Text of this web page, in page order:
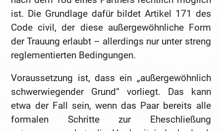
ist. Die Grundlage dafür bildet Artikel 171 des
Code civil, der diese außergewöhnliche Form
der Trauung erlaubt – allerdings nur unter streng
reglementierten Bedingungen.
Voraussetzung ist, dass ein „außergewöhnlich
schwerwiegender Grund“ vorliegt. Das kann
etwa der Fall sein, wenn das Paar bereits alle
formalen Schritte zur Eheschließung